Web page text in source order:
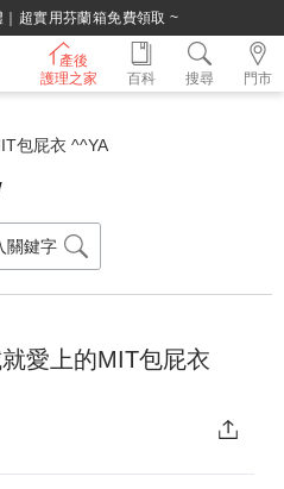
超實用芬蘭箱免費領取 ~
產後
護理之家
門市
百科 搜尋
包屁衣 ^^YA
愛上的MIT包屁衣